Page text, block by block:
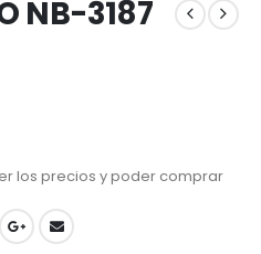
NB-3187
los precios y poder comprar